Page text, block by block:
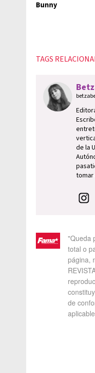
Bunny
TAGS
de la
tomar
"Queda
total o
página,
de